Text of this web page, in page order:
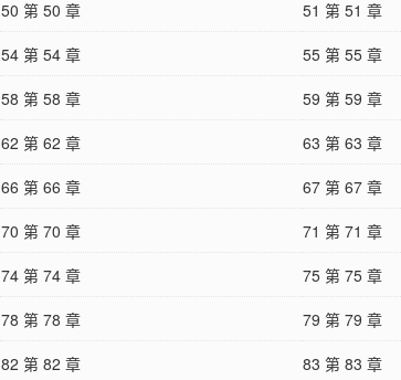
50 第 50 章 51 第 51 章
54 第 54 章 55 第 55 章
58 第 58 章 59 第 59 章
62 第 62 章 63 第 63 章
66 第 66 章 67 第 67 章
70 第 70 章 71 第 71 章
74 第 74 章 75 第 75 章
78 第 78 章 79 第 79 章
82 第 82 章 83 第 83 章